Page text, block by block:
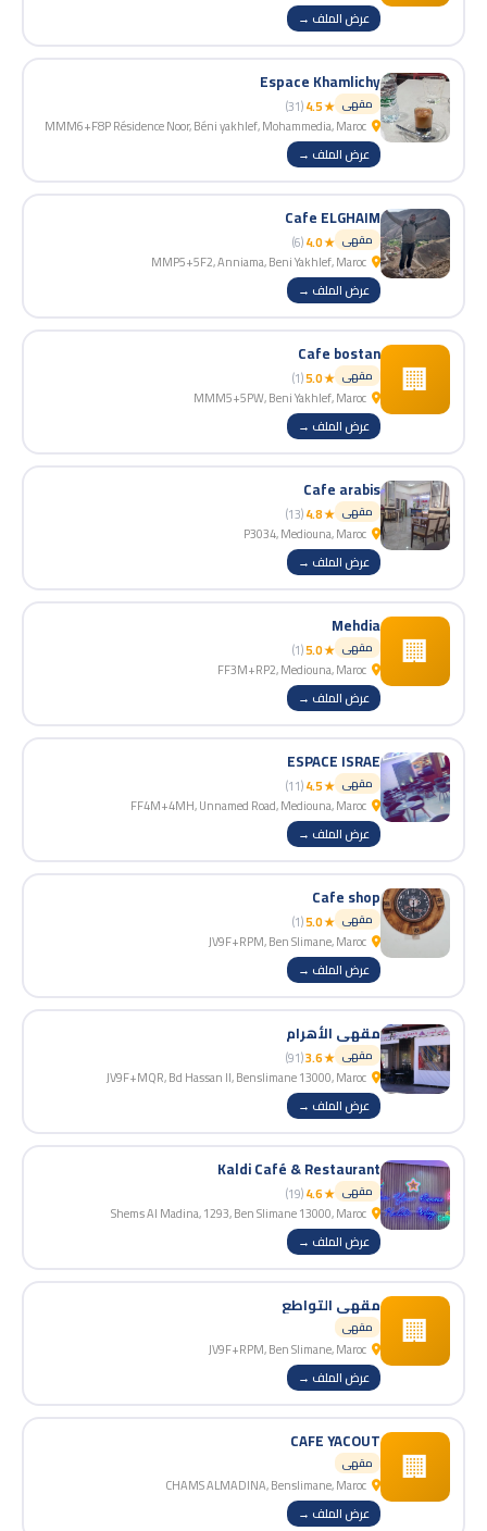
عرض الملف →
Espace Khamlichy
مقهى ★ 4.5
(31)
عرض الملف →
Cafe ELGHAIM
مقهى ★ 4.0
(6)
عرض الملف →
🏢
Cafe bostan
مقهى ★ 5.0
(1)
عرض الملف →
Cafe arabis
مقهى ★ 4.8
(13)
عرض الملف →
🏢
Mehdia
مقهى ★ 5.0
(1)
عرض الملف →
ESPACE ISRAE
مقهى ★ 4.5
(11)
عرض الملف →
Cafe shop
مقهى ★ 5.0
(1)
عرض الملف →
مقهى الأهرام
مقهى ★ 3.6
(91)
عرض الملف →
Kaldi Café & Restaurant
مقهى ★ 4.6
(19)
عرض الملف →
🏢 مقهى التواطع
مقهى
عرض الملف →
🏢
CAFE YACOUT
مقهى
عرض الملف →